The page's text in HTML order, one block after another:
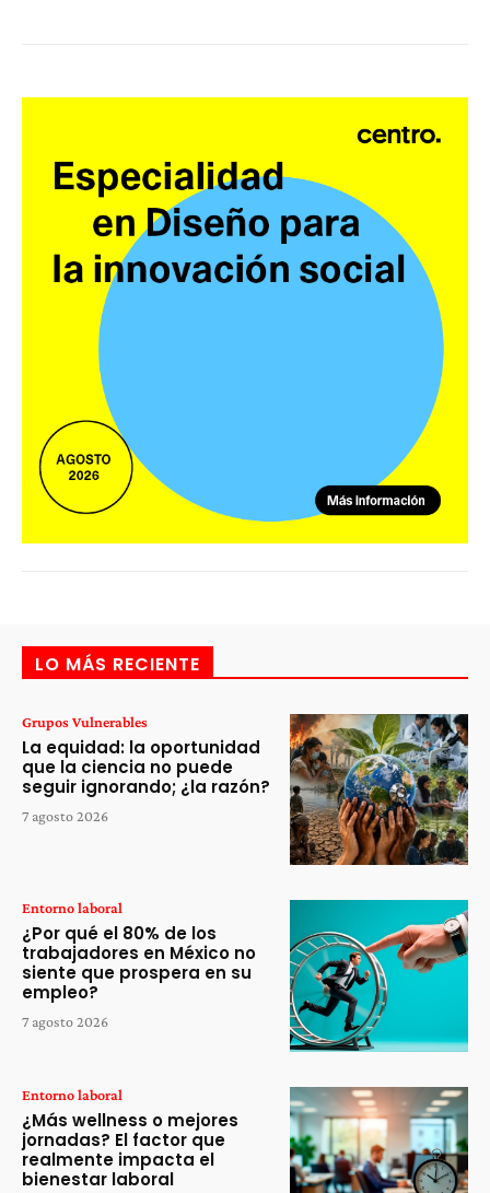
LO MÁS RECIENTE
Grupos Vulnerables
La equidad: la oportunidad
que la ciencia no puede
seguir ignorando; ¿la razón?
7 agosto 2026
Entorno laboral
¿Por qué el 80% de los
trabajadores en México no
siente que prospera en su
empleo?
7 agosto 2026
Entorno laboral
¿Más wellness o mejores
jornadas? El factor que
realmente impacta el
bienestar laboral